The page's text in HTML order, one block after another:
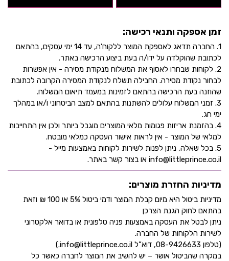
זמן אספקה ותנאי רכישה:
1. החברה תדאג לאספקת המוצר ללקוח'ה, עד 14 ימי עסקים, בהתאם
לכתובת שהוקלדה על ידו/ה בעת ביצוע הרכישה באתר.
2. לקוחות שבחרו לאסוף את המשלוח מנקודת מסירה - אין אפשרות
לבחור נקודת מסירה. החבילה תשלח לנקודת המסירה הקרובה לכתובת
שהוזנה בעת הרכישה בהתאם לזמינות במעמד תיאום המשלוח.
3. זמני המשלוח עלולים להשתנות בהתאם למצב הביטחוני ו/או במהלך
ימי חג.
4. בהזמנת אריזות פגומות מלאי המוצרים מוגבל ביותר ולכן אין התחייבות
למלאי של המוצר - אין לראות אישור העסקה כמלאי מובטח.
5. בכל שאלה, ניתן לפנות לשירות לקוחות באמצעות מייל -
info@littleprince.co.il או בצור קשר באתר.
מדיניות החזרת מוצרים:
מדיניות ביטול היא מיום קבלת המוצר ודמי ביטול 5% או 100 ₪ וזאת
בהתאם לחוק הגנת הצרכן
ניתן לבטל את העסקה באמצעות פניה טלפונית או בדואר אלקטרוני
לשירות הלקוחות של החברה.
(טלפון 08-9426633, דוא”ל info@littleprince.co.il.)
במקרה שהביטול אושר – יש להשיב את המוצר לחברה כאשר כל